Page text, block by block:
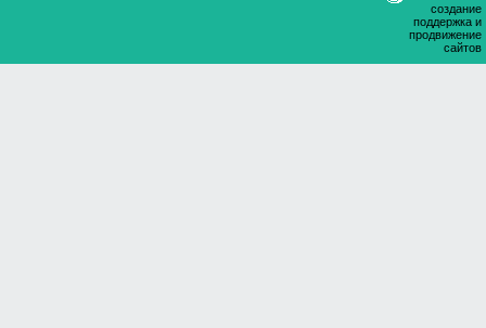
создание
поддержка и
продвижение
сайтов